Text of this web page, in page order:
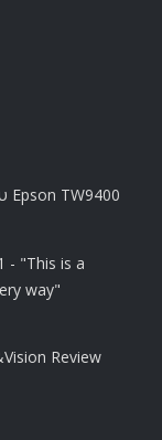
Epson TW9400
- "This is a
way"
Review